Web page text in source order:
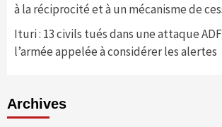
à la réciprocité et à un mécanisme de
Ituri : 13 civils tués dans une attaque
l’armée appelée à considérer les alertes
Archives